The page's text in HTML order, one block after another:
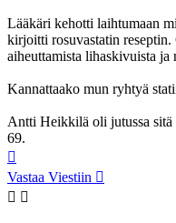
Lääkäri kehotti laihtumaan
kirjoitti rosuvastatin
aiheuttamista lihaskivuista
Kannattaako mun ryhtyä
Antti Heikkilä oli jutussa sitä
69.
Vastaa Viestiin